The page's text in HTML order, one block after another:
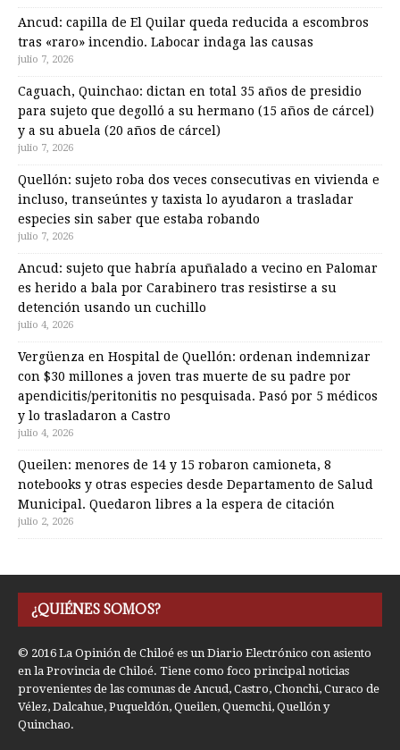
Ancud: capilla de El Quilar queda reducida a escombros
tras «raro» incendio. Labocar indaga las causas
julio 7, 2026
Caguach, Quinchao: dictan en total 35 años de presidio
para sujeto que degolló a su hermano (15 años de cárcel)
y a su abuela (20 años de cárcel)
julio 7, 2026
Quellón: sujeto roba dos veces consecutivas en vivienda e
incluso, transeúntes y taxista lo ayudaron a trasladar
especies sin saber que estaba robando
julio 7, 2026
Ancud: sujeto que habría apuñalado a vecino en Palomar
es herido a bala por Carabinero tras resistirse a su
detención usando un cuchillo
julio 4, 2026
Vergüenza en Hospital de Quellón: ordenan indemnizar
con $30 millones a joven tras muerte de su padre por
apendicitis/peritonitis no pesquisada. Pasó por 5 médicos
y lo trasladaron a Castro
julio 4, 2026
Queilen: menores de 14 y 15 robaron camioneta, 8
notebooks y otras especies desde Departamento de Salud
Municipal. Quedaron libres a la espera de citación
julio 2, 2026
¿QUIÉNES SOMOS?
© 2016 La Opinión de Chiloé es un Diario Electrónico con asiento
en la Provincia de Chiloé. Tiene como foco principal noticias
provenientes de las comunas de Ancud, Castro, Chonchi, Curaco de
Vélez, Dalcahue, Puqueldón, Queilen, Quemchi, Quellón y
Quinchao.